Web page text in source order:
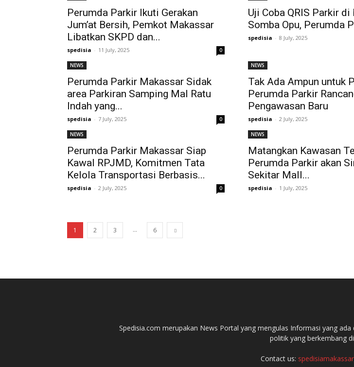
Perumda Parkir Ikuti Gerakan
Jum’at Bersih, Pemkot Makassar
Libatkan SKPD dan...
spedisia - 11 July, 2025 0
Uji Coba QRIS Parkir di
Somba Opu, Perumda
spedisia - 8 July, 2025
NEWS
Perumda Parkir Makassar Sidak
area Parkiran Samping Mal Ratu
Indah yang...
spedisia - 7 July, 2025 0
NEWS
Tak Ada Ampun untuk
Perumda Parkir
Pengawasan Baru
spedisia - 2 July, 2025
NEWS
Perumda Parkir Makassar Siap
Kawal RPJMD, Komitmen Tata
Kelola Transportasi Berbasis...
spedisia - 2 July, 2025 0
NEWS
Matangkan Kawasan
Perumda Parkir akan
Sekitar Mall...
spedisia - 1 July, 2025
1 2 3 ... 6
Spedisia.com merupakan News Portal yang mengulas Informasi yang
politik yang berkembang
Contact us: